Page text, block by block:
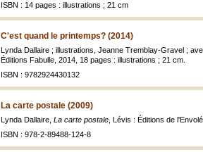
ISBN : 14 pages : illustrations ; 21 cm
C'est quand le printemps? (2014)
Lynda Dallaire ; illustrations, Jeanne Tremblay-Gravel ;
Éditions Fabulle, 2014, 18 pages : illustrations ; 21 cm.
ISBN : 9782924430132
La carte postale (2009)
Lynda Dallaire, La carte postale , Lévis : Éditions de
ISBN : 978-2-89488-124-8